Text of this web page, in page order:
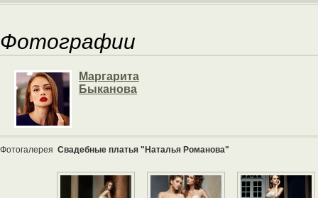
Фотографии
Маргарита
Быканова
Фотогалерея Свадебные платья "Наталья Романова"